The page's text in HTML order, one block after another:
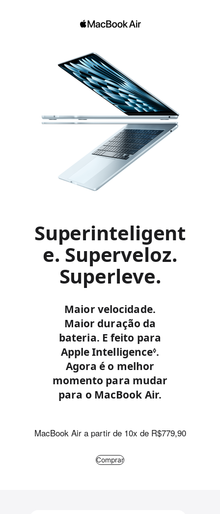
Superinteligent
e. Superveloz.
Superleve.
Maior velocidade.
Maior duração da
bateria. E feito para
Apple Intelligence◊C
n
s
t
.
Agora é o melhor
momento para mudar
para o MacBook Air.
MacBook Air a partir de 10x de R$779,90
Comprar